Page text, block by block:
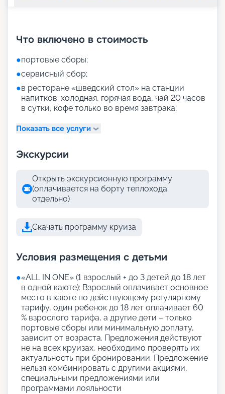
Что включено в стоимость
●портовые сборы;
●сервисный сбор;
●в ресторане «шведский стол» на станции
напитков: холодная, горячая вода, чай 20 часов
в сутки, кофе только во время завтрака;
Показать все услуги
Экскурсии
Открыть экскурсионную программу
(оплачивается на борту теплохода
отдельно)
Скачать программу круиза
Условия размещения с детьми
●«АLL IN ONE» (1 взрослый + до 3 детей до 18 лет
в одной каюте): Взрослый оплачивает основное
место в каюте по действующему регулярному
тарифу, один ребенок до 18 лет оплачивает 60
% взрослого тарифа, а другие дети – только
портовые сборы или минимальную доплату,
зависит от возраста. Предложения действуют
не на всех круизах, необходимо проверять их
актуальность при бронировании. Предложение
нельзя комбинировать с другими акциями,
специальными предложениями или
программами лояльности